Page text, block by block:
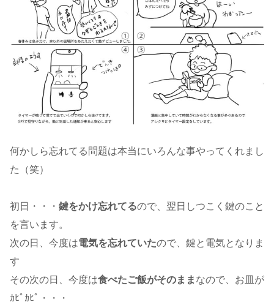
何かしら忘れてる問題は本当にいろんな事やってくれまし
た（笑）
初日・・・ 鍵をかけ忘れてるので、翌日しつこく鍵のこと
を言います。
次の日、今度は電気を忘れていたので、鍵と電気となりま
す
その次の日、今度は食べたご飯がそのまま なので、お皿が
ｶﾋﾟｶﾋﾟ・・・